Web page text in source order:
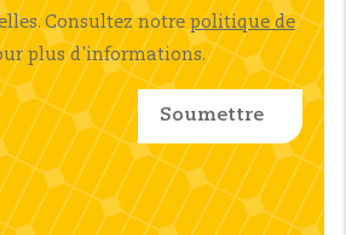
Consultez notre politique de
plus d'informations.